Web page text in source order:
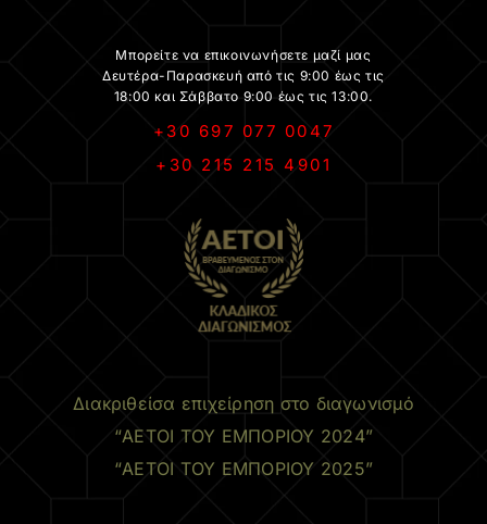
Μπορείτε να επικοινωνήσετε μαζί μας
Δευτέρα-Παρασκευή από τις 9:00 έως τις
18:00 και Σάββατο 9:00 έως τις 13:00.
+30 697 077 0047
+30 215 215 4901
Διακριθείσα επιχείρηση στο διαγωνισμό
“ΑΕΤΟΙ ΤΟΥ ΕΜΠΟΡΙΟΥ 2024”
“ΑΕΤΟΙ ΤΟΥ ΕΜΠΟΡΙΟΥ 2025”